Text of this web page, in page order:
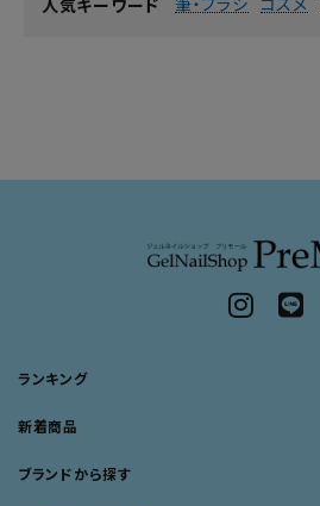
ランキング
新着商品
ブランドから探す